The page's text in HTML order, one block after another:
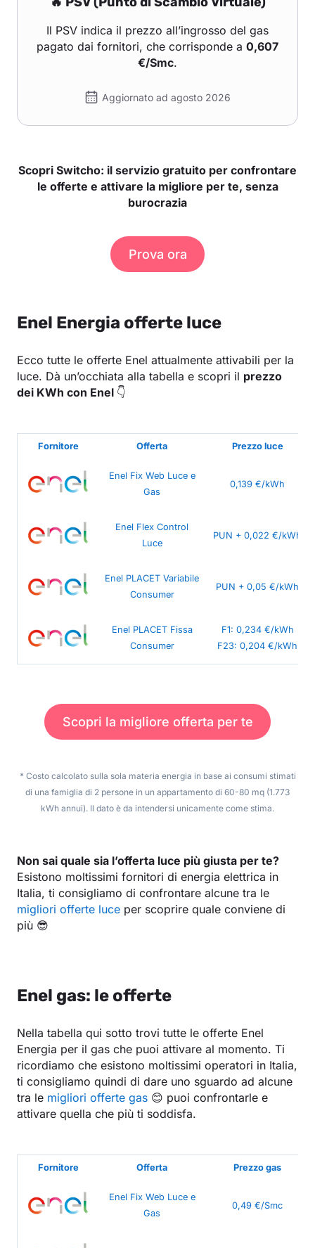
Il PSV indica il prezzo all’ingrosso del gas
pagato dai fornitori, che corrisponde a 0,607
€/Smc.
Aggiornato ad agosto 2026
Scopri Switcho: il servizio gratuito per confrontare
le offerte e attivare la migliore per te, senza
burocrazia
Prova ora
Enel Energia offerte luce
Ecco tutte le offerte Enel attualmente attivabili per la
luce. Dà un’occhiata alla tabella e scopri il prezzo
dei KWh con Enel 👇
Fornitore Offerta Prezzo luce
Enel Fix Web Luce e
Gas
0,139 €/kWh
Enel Flex Control
Luce
PUN + 0,022 €/kWh
Enel PLACET Variabile
Consumer
PUN + 0,05 €/kWh
Enel PLACET Fissa
Consumer
F1: 0,234 €/kWh
F23: 0,204 €/kWh
Scopri la migliore offerta per te
* Costo calcolato sulla sola materia energia in base ai consumi stimati
di una famiglia di 2 persone in un appartamento di 60-80 mq (1.773
kWh annui). Il dato è da intendersi unicamente come stima.
Non sai quale sia l’offerta luce più giusta per te?
Esistono moltissimi fornitori di energia elettrica in
Italia, ti consigliamo di confrontare alcune tra le
migliori offerte luce per scoprire quale conviene di
più 😎
Enel gas: le offerte
Nella tabella qui sotto trovi tutte le offerte Enel
Energia per il gas che puoi attivare al momento. Ti
ricordiamo che esistono moltissimi operatori in Italia,
ti consigliamo quindi di dare uno sguardo ad alcune
tra le migliori offerte gas 😊 puoi confrontarle e
attivare quella che più ti soddisfa.
Fornitore Offerta Prezzo gas
Enel Fix Web Luce e
Gas
0,49 €/Smc